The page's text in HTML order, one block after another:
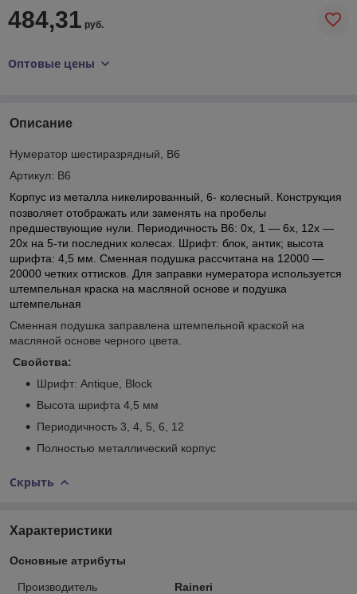
484,31 руб.
Оптовые цены
Описание
Нумератор шестиразрядный, B6
Артикул: B6
Корпус из металла никелированный, 6- колесный. Конструкция
позволяет отображать или заменять на пробелы
предшествующие нули. Периодичность B6: 0х, 1 — 6х, 12х —
20х на 5-ти последних колесах. Шрифт: блок, антик; высота
шрифта: 4,5 мм. Сменная подушка рассчитана на 12000 —
20000 четких оттисков. Для заправки нумератора используется
штемпельная краска на масляной основе и подушка
штемпельная
Сменная подушка заправлена штемпельной краской на
масляной основе черного цвета.
Свойства:
Шрифт: Antique, Block
Высота шрифта 4,5 мм
Периодичность 3, 4, 5, 6, 12
Полностью металлический корпус
Скрыть
Характеристики
Основные атрибуты
Производитель Raineri